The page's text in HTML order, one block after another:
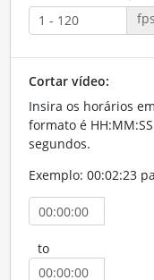
Cortar vídeo:
Insira os horários
formato é
segundos.
Exemplo: 00:02:23
to